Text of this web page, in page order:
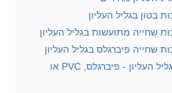
בטון בגליל העליון
שחייה מתועשות בגליל העליון
שחייה פיברגלס בגליל העליון
השוואת בריכות שחייה בגליל העליון - פיברגלס, PVC או